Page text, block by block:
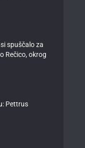
spuščalo za
Rečico, okrog
Pettrus